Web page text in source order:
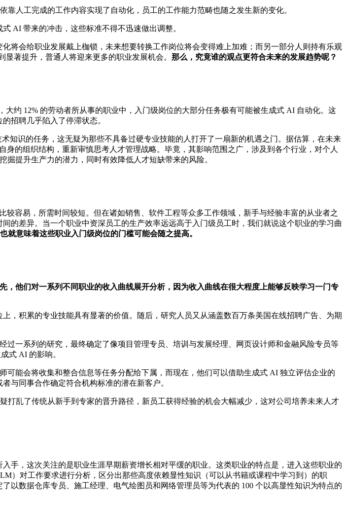
靠人工完成的工作内容实现了自动化，员工的工作能力范畴也随之发生新的变化。
AI 带来的冲击，这些标准不得不迅速做出调整。
将会给职业发展戴上枷锁，未来想要转换工作岗位将会变得难上加难；而另一部分人则持有乐观
著提升，普通人将迎来更多的职业发展机会。 那么，究竟谁的观点更符合未来的发展趋势呢？
大约 12% 的劳动者所从事的职业中，入门级岗位的大部分任务极有可能被生成式 AI 自动化。这
招聘几乎陷入了停滞状态。
知识的任务，这无疑为那些不具备过硬专业技能的人打开了一扇新的机遇之门。据估算，在未来
的组织结构，重新审慎思考人才管理战略。毕竟，其影响范围之广，涉及到各个行业，对个人
提升生产力的潜力，同时有效降低人才短缺带来的风险。
较容易，所需时间较短。但在诸如销售、软件工程等众多工作领域，新手与经验丰富的从业者之
的差异。当一个职业中资深员工的生产效率远远高于入门级员工时，我们就说这个职业的学习曲
就意味着这些职业入门级岗位的门槛可能会随之提高。
，他们对一系列不同职业的收入曲线展开分析，因为收入曲线在很大程度上能够反映学习一门专
，积累的专业技能具有显著的价值。随后，研究人员又从涵盖数百万条美国在线招聘广告、为期
一系列的研究，最终确定了像项目管理专员、培训与发展经理、网页设计师和金融风险专员等
式 AI 的影响。
能会将收集和整合信息等任务分配给下属，而现在，他们可以借助生成式 AI 独立评估企业的
与同事合作确定符合机构标准的潜在新客户。
打乱了传统从新手到专家的晋升路径，新员工获得经验的机会大幅减少，这对公司培养未来人才
入手，这次关注的是职业生涯早期薪资增长相对平缓的职业。这类职业的特点是，进入这些职业的
）对工作要求进行分析，区分出那些高度依赖显性知识（可以从书籍或课程中学习到）的职
以数据仓库专员、施工经理、电气绘图员和网络管理员等为代表的 100 个以高显性知识为特点的